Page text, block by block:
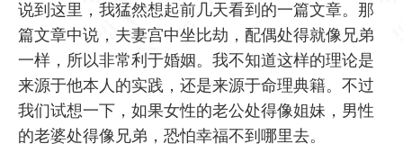
说到这里，我猛然想起前几天看到的一篇文章。那
篇文章中说，夫妻宫中坐比劫，配偶处得就像兄弟
一样，所以非常利于婚姻。我不知道这样的理论是
来源于他本人的实践，还是来源于命理典籍。不过
我们试想一下，如果女性的老公处得像姐妹，男性
的老婆处得像兄弟，恐怕幸福不到哪里去。